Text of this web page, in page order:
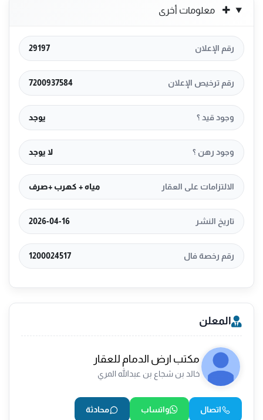
معلومات أخرى
رقم الإعلان 29197
رقم ترخيص الإعلان 7200937584
وجود قيد ؟ يوجد
وجود رهن ؟ لا يوجد
الالتزامات على العقار مياه + كهرب +صرف
تاريخ النشر 2026-04-16
رقم رخصة فال 1200024517
المعلن
مكتب ارض الدمام للعقار
خالد بن شجاع بن عبدالله المري
اتصال واتساب محادثة